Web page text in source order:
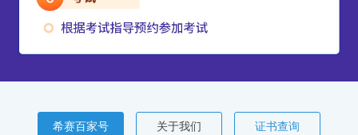
希赛百家号 关于我们 证书查询